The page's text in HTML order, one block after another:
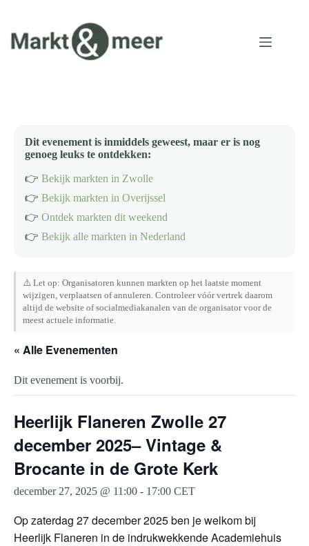
inhoud
Dit evenement is inmiddels geweest, maar er is nog
genoeg leuks te ontdekken:
👉 Bekijk markten in Zwolle
👉 Bekijk markten in Overijssel
👉 Ontdek markten dit weekend
👉 Bekijk alle markten in Nederland
⚠️ Let op: Organisatoren kunnen markten op het laatste moment
wijzigen, verplaatsen of annuleren. Controleer vóór vertrek daarom
altijd de website of socialmediakanalen van de organisator voor de
meest actuele informatie.
« Alle Evenementen
Dit evenement is voorbij.
Heerlijk Flaneren Zwolle 27
december 2025– Vintage &
Brocante in de Grote Kerk
december 27, 2025 @ 11:00 - 17:00 CET
Op zaterdag 27 december 2025 ben je welkom bij
Heerlijk Flaneren in de indrukwekkende Academiehuis